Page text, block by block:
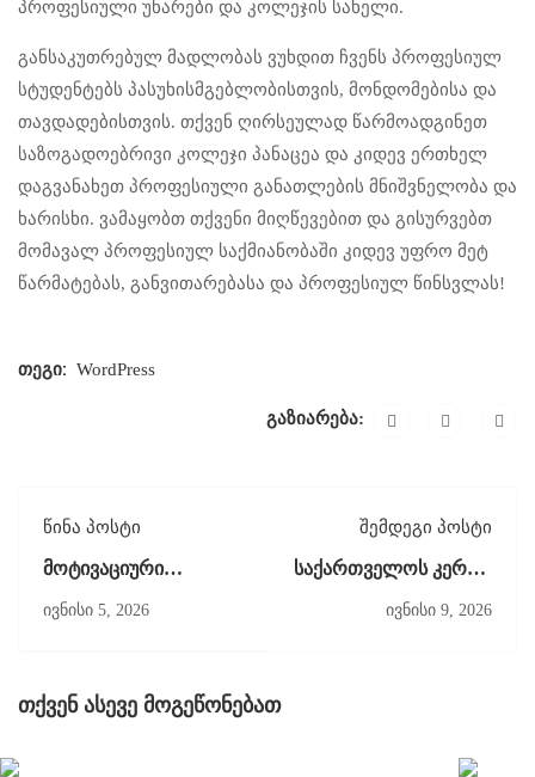
პროფესიული უნარები და კოლეჯის სახელი.
განსაკუთრებულ მადლობას ვუხდით ჩვენს პროფესიულ
სტუდენტებს პასუხისმგებლობისთვის, მონდომებისა და
თავდადებისთვის. თქვენ ღირსეულად წარმოადგინეთ
საზოგადოებრივი კოლეჯი პანაცეა და კიდევ ერთხელ
დაგვანახეთ პროფესიული განათლების მნიშვნელობა და
ხარისხი. ვამაყობთ თქვენი მიღწევებით და გისურვებთ
მომავალ პროფესიულ საქმიანობაში კიდევ უფრო მეტ
წარმატებას, განვითარებასა და პროფესიულ წინსვლას!
თეგი: WordPress
გაზიარება:
წინა პოსტი
მოტივაციური
ივნისი 5, 2026
შემდეგი პოსტი
საქართველოს კერძო
ასოციაციის
ივნისი 9, 2026
თქვენ ასევე მოგეწონებათ